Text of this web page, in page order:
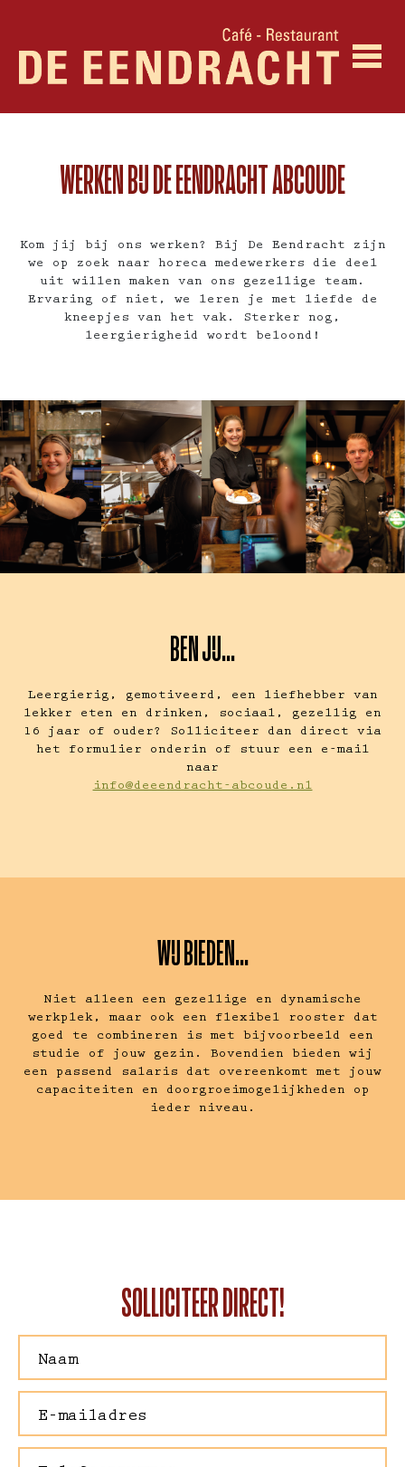
WERKEN BIJ DE EENDRACHT ABCOUDE
Kom jij bij ons werken? Bij De Eendracht zijn
we op zoek naar horeca medewerkers die deel
uit willen maken van ons gezellige team.
Ervaring of niet, we leren je met liefde de
kneepjes van het vak. Sterker nog,
leergierigheid wordt beloond!
BEN JIJ...
Leergierig, gemotiveerd, een liefhebber van
lekker eten en drinken, sociaal, gezellig en
16 jaar of ouder? Solliciteer dan direct via
het formulier onderin of stuur een e-mail
naar
info@deeendracht-abcoude.nl
WIJ BIEDEN...
Niet alleen een gezellige en dynamische
werkplek, maar ook een flexibel rooster dat
goed te combineren is met bijvoorbeeld een
studie of jouw gezin. Bovendien bieden wij
een passend salaris dat overeenkomt met jouw
capaciteiten en doorgroeimogelijkheden op
ieder niveau.
SOLLICITEER DIRECT!